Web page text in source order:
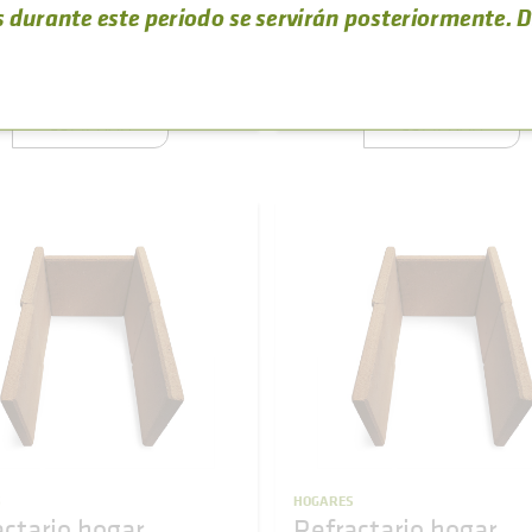
194,76 €
COMPRAR
REFERENCIA
COMPRAR
HOGARES
durante este periodo se servirán posteriormente.